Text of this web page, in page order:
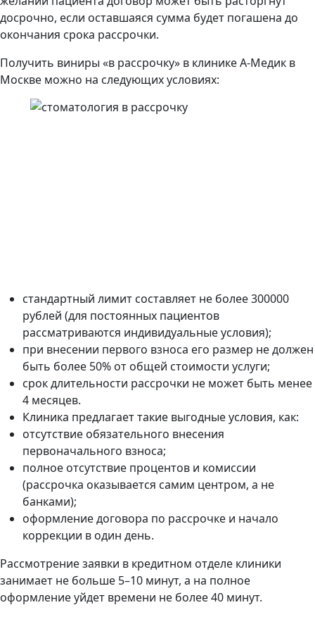
досрочно, если оставшаяся сумма будет погашена до
окончания срока рассрочки.
Получить виниры «в рассрочку» в клинике А-Медик в
Москве можно на следующих условиях:
стандартный лимит составляет не более 300000
рублей (для постоянных пациентов
рассматриваются индивидуальные условия);
при внесении первого взноса его размер не должен
быть более 50% от общей стоимости услуги;
срок длительности рассрочки не может быть менее
4 месяцев.
Клиника предлагает такие выгодные условия, как:
отсутствие обязательного внесения
первоначального взноса;
полное отсутствие процентов и комиссии
(рассрочка оказывается самим центром, а не
банками);
оформление договора по рассрочке и начало
коррекции в один день.
Рассмотрение заявки в кредитном отделе клиники
занимает не больше 5–10 минут, а на полное
оформление уйдет времени не более 40 минут.